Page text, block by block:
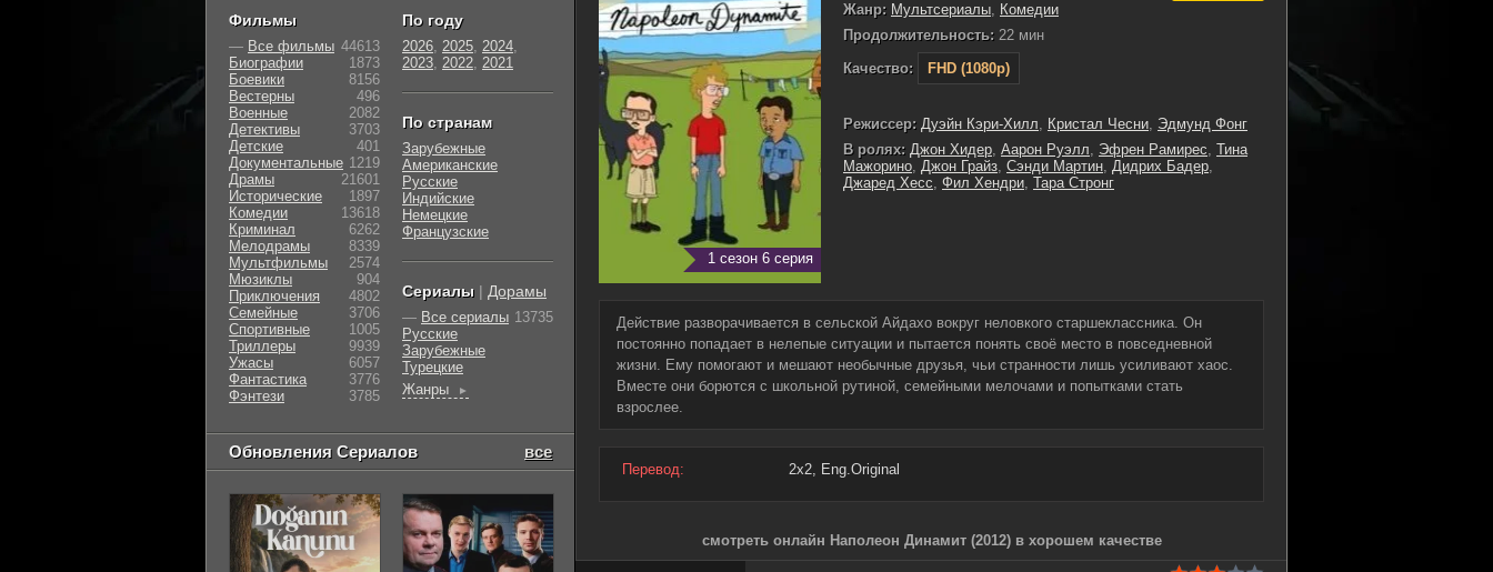
1 сезон 6 серия
Жанр: Мультсериалы, Комедии
Продолжительность: 22 мин
Качество:
FHD (1080p)
Режиссер: Дуэйн Кэри-Хилл, Кристал Чесни, Эдмунд Фонг
В ролях: Джон Хидер, Аарон Руэлл, Эфрен Рамирес, Тина
Мажорино, Джон Грайз, Сэнди Мартин, Дидрих Бадер,
Джаред Хесс, Фил Хендри, Тара Стронг
Действие разворачивается в сельской Айдахо вокруг неловкого старшеклассника. Он
постоянно попадает в нелепые ситуации и пытается понять своё место в повседневной
жизни. Ему помогают и мешают необычные друзья, чьи странности лишь усиливают хаос.
Вместе они борются с школьной рутиной, семейными мелочами и попытками стать
взрослее.
Перевод: 2x2, Eng.Original
смотреть онлайн Наполеон Динамит (2012) в хорошем качестве
Фильмы
— Все фильмы 44613
Биографии
1873
Боевики
8156
Вестерны
496
Военные
2082
Детективы
3703
Детские
401
Документальные 1219
Драмы
21601
Исторические
1897
Комедии
13618
Криминал
6262
Мелодрамы
8339
Мультфильмы
2574
Мюзиклы
904
Приключения
4802
Семейные
3706
Cпортивные
1005
Триллеры
9939
Ужасы
6057
Фантастика
3776
Фэнтези
3785
По году
2026, 2025, 2024,
2023, 2022, 2021
По странам
Зарубежные
Американские
Русские
Индийские
Немецкие
Французские
Сериалы | Дорамы
— Все сериалы 13735
Русские
Зарубежные
Турецкие
Жанры
►
Обновления Сериалов все